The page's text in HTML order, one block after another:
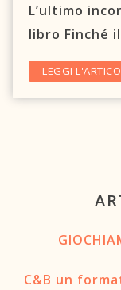
L’ultimo
libro Finché
LEGGI
C&B un